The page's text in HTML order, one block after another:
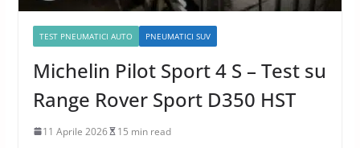
TEST PNEUMATICI AUTO PNEUMATICI SUV
Michelin Pilot Sport 4 S – Test su
Range Rover Sport D350 HST
11 Aprile 2026 15 min read